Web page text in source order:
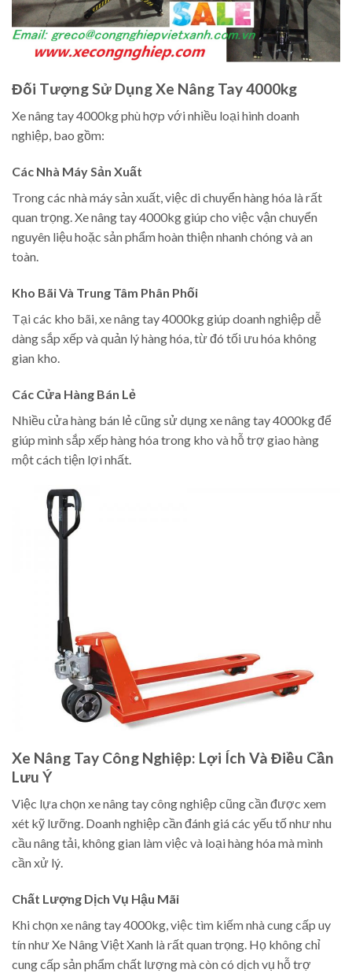
Đối Tượng Sử Dụng Xe Nâng Tay 4000kg
Xe nâng tay 4000kg phù hợp với nhiều loại hình doanh
nghiệp, bao gồm:
Các Nhà Máy Sản Xuất
Trong các nhà máy sản xuất, việc di chuyển hàng hóa là rất
quan trọng. Xe nâng tay 4000kg giúp cho việc vận chuyển
nguyên liệu hoặc sản phẩm hoàn thiện nhanh chóng và an
toàn.
Kho Bãi Và Trung Tâm Phân Phối
Tại các kho bãi, xe nâng tay 4000kg giúp doanh nghiệp dễ
dàng sắp xếp và quản lý hàng hóa, từ đó tối ưu hóa không
gian kho.
Các Cửa Hàng Bán Lẻ
Nhiều cửa hàng bán lẻ cũng sử dụng xe nâng tay 4000kg để
giúp mình sắp xếp hàng hóa trong kho và hỗ trợ giao hàng
một cách tiện lợi nhất.
Xe Nâng Tay Công Nghiệp: Lợi Ích Và Điều Cần
Lưu Ý
Việc lựa chọn xe nâng tay công nghiệp cũng cần được xem
xét kỹ lưỡng. Doanh nghiệp cần đánh giá các yếu tố như nhu
cầu nâng tải, không gian làm việc và loại hàng hóa mà mình
cần xử lý.
Chất Lượng Dịch Vụ Hậu Mãi
Khi chọn xe nâng tay 4000kg, việc tìm kiếm nhà cung cấp uy
tín như Xe Nâng Việt Xanh là rất quan trọng. Họ không chỉ
cung cấp sản phẩm chất lượng mà còn có dịch vụ hỗ trợ